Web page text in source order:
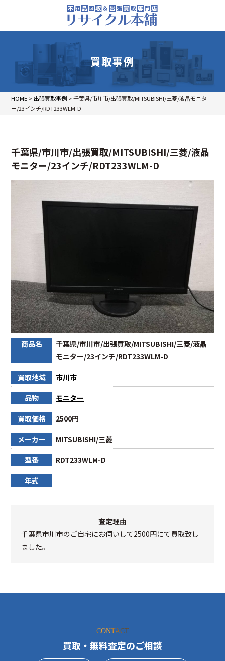
買取事例
HOME > 出張買取事例 >千葉県/市川市/出張買取/MITSUBISHI/三菱/液晶モニタ
ー/23インチ/RDT233WLM-D
千葉県/市川市/出張買取/MITSUBISHI/三菱/液晶
モニター/23インチ/RDT233WLM-D
商品名
千葉県/市川市/出張買取/MITSUBISHI/三菱/液晶
モニター/23インチ/RDT233WLM-D
買取地域 市川市
品物 モニター
買取価格 2500円
メーカー MITSUBISHI/三菱
型番 RDT233WLM-D
年式
査定理由
千葉県市川市のご自宅にお伺いして2500円にて買取致し
ました。
CONTACT
買取・無料査定のご相談